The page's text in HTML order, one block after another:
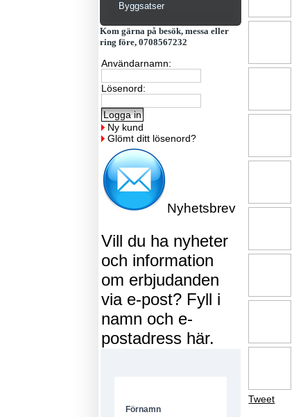
Byggsatser
Kom gärna på besök, messa eller
ring före, 0708567232
Användarnamn:
Lösenord:
Ny kund
Glömt ditt lösenord?
Nyhetsbrev
Vill du ha nyheter
och information
om erbjudanden
via e-post? Fyll i
namn och e-
postadress här.
Tweet